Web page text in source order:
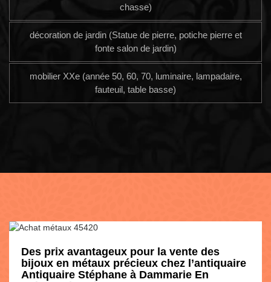
chasse)
décoration de jardin (Statue de pierre, potiche pierre et
fonte salon de jardin)
mobilier XXe (année 50, 60, 70, luminaire, lampadaire,
fauteuil, table basse)
Des prix avantageux pour la vente des
bijoux en métaux précieux chez l’antiquaire
Antiquaire Stéphane à Dammarie En